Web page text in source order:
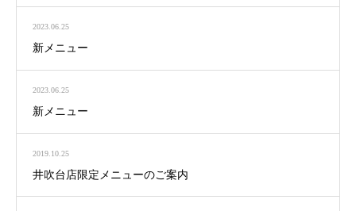
2023.06.25
新メニュー
2023.06.25
新メニュー
2019.10.25
井吹台店限定メニューのご案内